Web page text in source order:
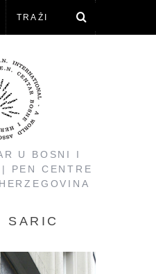
U BOSNI I
PEN CENTRE
SARIC